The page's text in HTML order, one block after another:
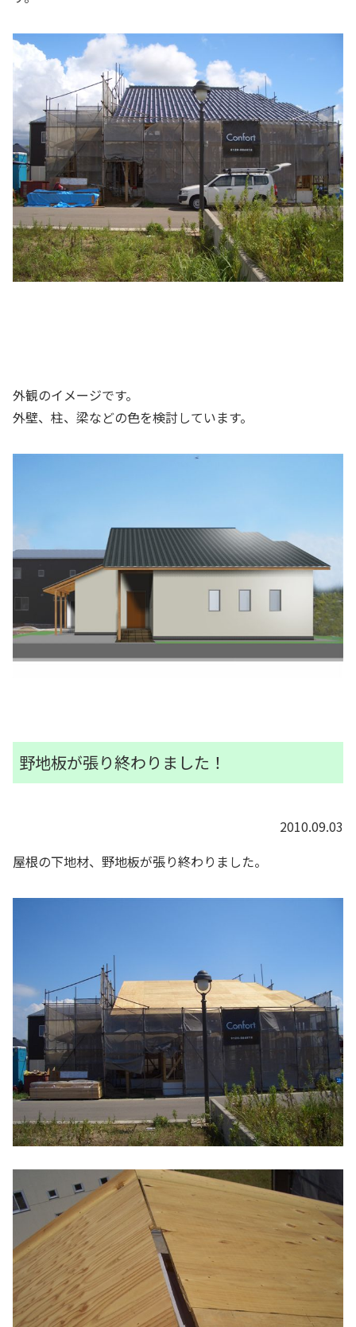
外観のイメージです。
外壁、柱、梁などの色を検討しています。
野地板が張り終わりました！
2010.09.03
屋根の下地材、野地板が張り終わりました。